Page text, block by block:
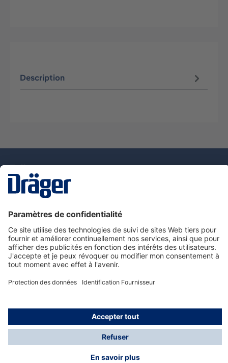
Description
Nous contacter
Service de e-commande Dräger
Informations sur les produits
© Dräger France SAS, 2024
*Prix hors taxe. Frais de gestion et de livraison standard
offerts; Indépendamment de la valeur ou du volume de